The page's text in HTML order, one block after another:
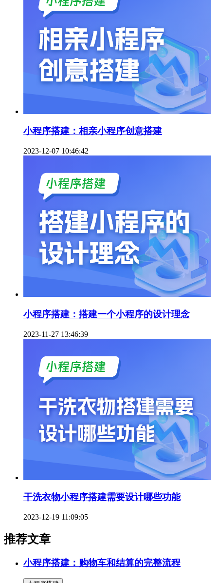
小程序搭建：相亲小程序创意搭建
2023-12-07 10:46:42
小程序搭建：搭建一个小程序的设计理念
2023-11-27 13:46:39
干洗衣物小程序搭建需要设计哪些功能
2023-12-19 11:09:05
推荐文章
小程序搭建：购物车和结算的完整流程